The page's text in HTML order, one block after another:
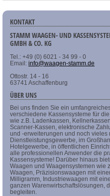
KONTAKT
STAMM WAAGEN- UND
GMBH & CO. KG
Tel.: +49 (0) 6021 - 34 99 - 0
Email: info@waagen-stamm.de
Ottostr. 14 - 16
63741 Aschaffenburg
ÜBER UNS
Bei uns finden Sie ein
verschiedene Kassensysteme für
wie z.B. Ladenkassen,
Scanner-Kassen, elektronische
und -erweiterungen und noch vieles
Dienstleistungsgewerbe, im
Hotelgewerbe, in öffentlichen
alle professionellen Anwender die
Kassensysteme! Darüber hinaus
Waagen und Waagensystemen wie
Waagen, Präzisionswaagen mit
Milligramm, Industriewaagen mit
ganzen Warenwirtschaftslösungen,
begleiten.